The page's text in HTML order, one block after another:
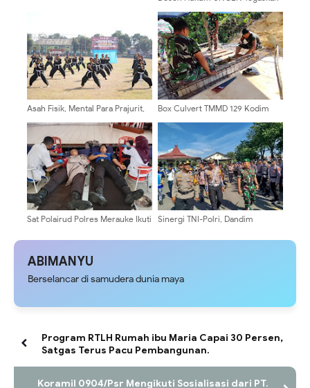
Harus Jadi Momentum
Penguatan Profesionalisme
Asah Fisik, Mental Para Prajurit,
Kenaikan Tingkat Pencak Silat
Militer
Box Culvert TMMD 129 Kodim
Bentuknya
Sat Polairud Polres Merauke Ikuti
HUT Ke-80 Korps Brimob Polri
Sinergi TNI-Polri, Dandim
Operasi Ketupat Semeru 2026
ABIMANYU
Berselancar di samudera dunia maya
Program RTLH Rumah ibu Maria Capai 30 Persen,
Satgas Terus Pacu Pembangunan.
Koramil 0904/Psr Mengikuti Sosialisasi dari PT.